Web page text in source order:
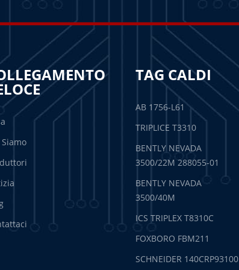
TAG CALDI
AB 1756-L61
TRIPLICE T3310
BENTLY NEVADA
3500/22M 288055-01
BENTLY NEVADA
3500/40M
ICS TRIPLEX T8310C
FOXBORO FBM211
SCHNEIDER 140CRP93100